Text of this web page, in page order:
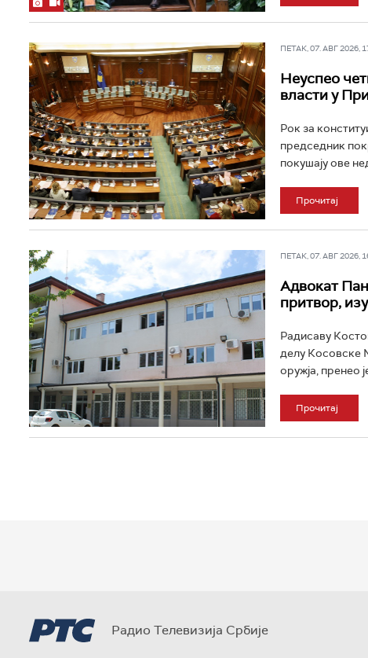
ПЕТАК, 07. АВГ 2026,
Неуспео
власти у
Рок за
председник
покушају ове
Прочитај
ПЕТАК, 07. АВГ 2026,
Адвокат
притвор,
Радисаву
делу Косовске
оружја, пренео
Прочитај
Радио Телевизија Србије